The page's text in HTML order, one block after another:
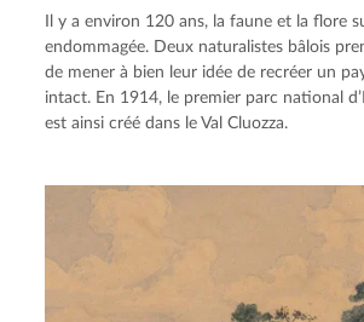
Il y a environ 120 ans, la faune et la flore
endommagée. Deux naturalistes bâlois
de mener à bien leur idée de recréer un
intact. En 1914, le premier parc national
est ainsi créé dans le Val Cluozza.